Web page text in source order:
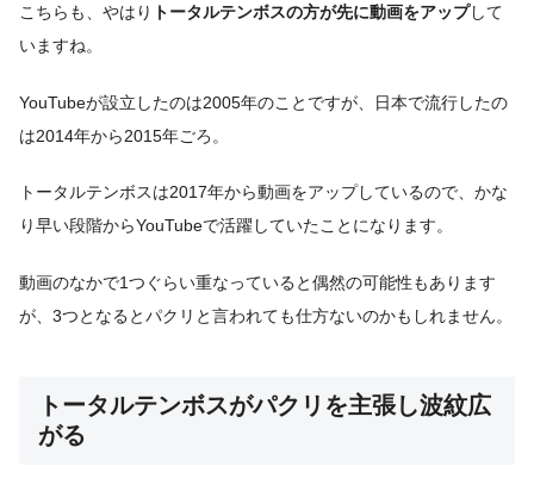
こちらも、やはり トータルテンボスの方が先に動画をアップして
いますね。
YouTubeが設立したのは2005年のことですが、日本で流行したの
は2014年から2015年ごろ。
トータルテンボスは2017年から動画をアップしているので、かな
り早い段階からYouTubeで活躍していたことになります。
動画のなかで1つぐらい重なっていると偶然の可能性もあります
が、3つとなるとパクリと言われても仕方ないのかもしれません。
トータルテンボスがパクリを主張し波紋広
がる